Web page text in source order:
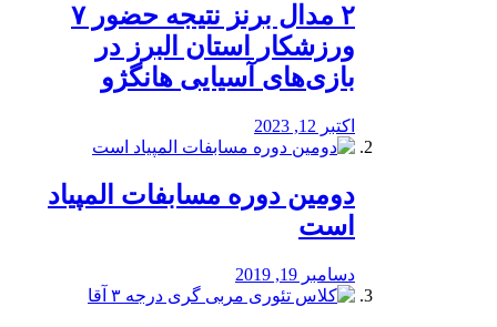
۲ مدال برنز نتیجه حضور ۷
ورزشکار استان البرز در
بازی‌های آسیایی هانگژو
اکتبر 12, 2023
دومین دوره مسابفات المپیاد
است
دسامبر 19, 2019